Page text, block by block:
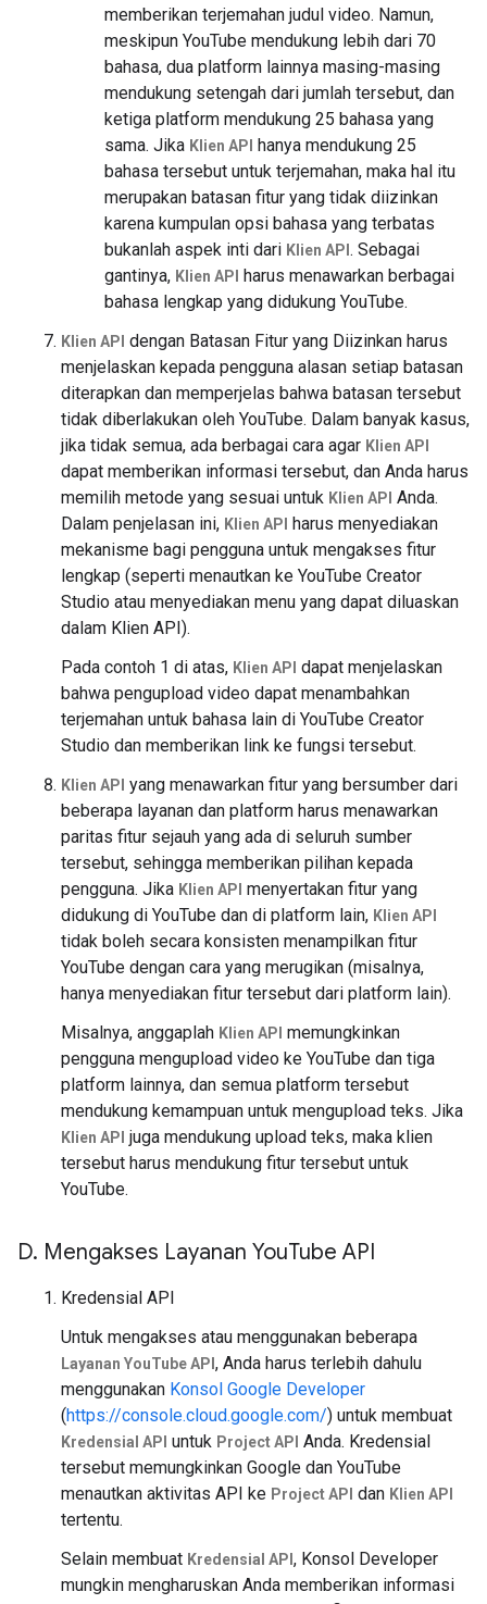
memberikan terjemahan judul video. Namun,
meskipun YouTube mendukung lebih dari 70
bahasa, dua platform lainnya masing-masing
mendukung setengah dari jumlah tersebut, dan
ketiga platform mendukung 25 bahasa yang
sama. Jika Klien API hanya mendukung 25
bahasa tersebut untuk terjemahan, maka hal itu
merupakan batasan fitur yang tidak diizinkan
karena kumpulan opsi bahasa yang terbatas
bukanlah aspek inti dari Klien API . Sebagai
gantinya, Klien API harus menawarkan berbagai
bahasa lengkap yang didukung YouTube.
Klien API dengan Batasan Fitur yang Diizinkan harus
menjelaskan kepada pengguna alasan setiap batasan
diterapkan dan memperjelas bahwa batasan tersebut
tidak diberlakukan oleh YouTube. Dalam banyak kasus,
jika tidak semua, ada berbagai cara agar Klien API
dapat memberikan informasi tersebut, dan Anda harus
memilih metode yang sesuai untuk Klien API Anda.
Dalam penjelasan ini, Klien API harus menyediakan
mekanisme bagi pengguna untuk mengakses fitur
lengkap (seperti menautkan ke YouTube Creator
Studio atau menyediakan menu yang dapat diluaskan
dalam Klien API).
Pada contoh 1 di atas, Klien API dapat menjelaskan
bahwa pengupload video dapat menambahkan
terjemahan untuk bahasa lain di YouTube Creator
Studio dan memberikan link ke fungsi tersebut.
Klien API yang menawarkan fitur yang bersumber dari
beberapa layanan dan platform harus menawarkan
paritas fitur sejauh yang ada di seluruh sumber
tersebut, sehingga memberikan pilihan kepada
pengguna. Jika Klien API menyertakan fitur yang
didukung di YouTube dan di platform lain, Klien API
tidak boleh secara konsisten menampilkan fitur
YouTube dengan cara yang merugikan (misalnya,
hanya menyediakan fitur tersebut dari platform lain).
Misalnya, anggaplah Klien API memungkinkan
pengguna mengupload video ke YouTube dan tiga
platform lainnya, dan semua platform tersebut
mendukung kemampuan untuk mengupload teks. Jika
Klien API juga mendukung upload teks, maka klien
tersebut harus mendukung fitur tersebut untuk
YouTube.
D. Mengakses Layanan YouTube API
Kredensial API
Untuk mengakses atau menggunakan beberapa
Layanan YouTube API , Anda harus terlebih dahulu
menggunakan Konsol Google Developer
(https://console.cloud.google.com/) untuk membuat
Kredensial API untuk Project API Anda. Kredensial
tersebut memungkinkan Google dan YouTube
menautkan aktivitas API ke Project API dan Klien API
tertentu.
Selain membuat Kredensial API , Konsol Developer
mungkin mengharuskan Anda memberikan informasi